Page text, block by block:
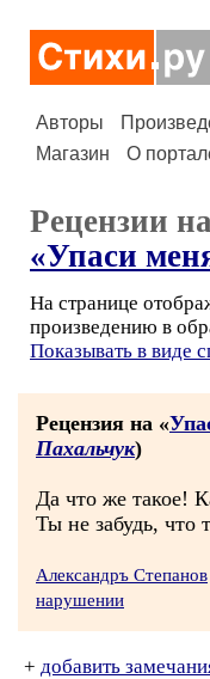
Авторы
Магазин
О
Рецензии
«Упаси
На странице
произведению в
Показывать в виде
Рецензия на «
Пахальчук)
Да что же такое!
Ты не забудь, что
Александръ Степанов
нарушении
+ добавить